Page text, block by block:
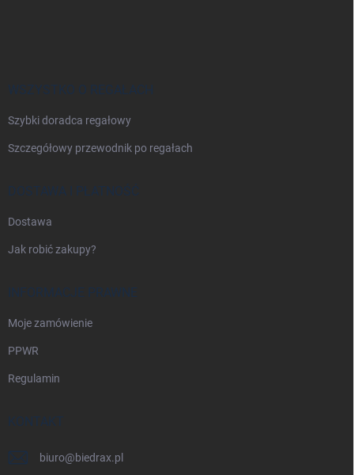
WSZYSTKO O REGAŁACH
Szybki doradca regałowy
Szczegółowy przewodnik po regałach
DOSTAWA I PŁATNOŚĆ
Dostawa
Jak robić zakupy?
INFORMACJE PRAWNE
Moje zamówienie
PPWR
Regulamin
KONTAKT
biuro@biedrax.pl